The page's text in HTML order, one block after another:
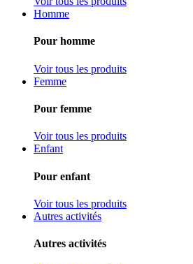
Homme
Pour homme
Voir tous les produits
Femme
Pour femme
Voir tous les produits
Enfant
Pour enfant
Voir tous les produits
Autres activités
Autres activités